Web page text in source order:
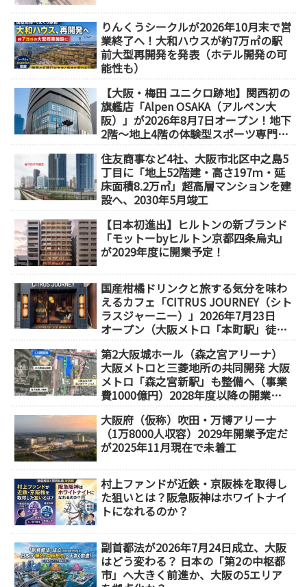
りんくうシークルが2026年10月末で営
業終了へ！大和ハウスが約7万㎡の駅
前大型再開発を発表（ホテル開発の可
能性も）
【大阪・梅田 ユニクロ跡地】関西初の
旗艦店「Alpen OSAKA（アルペン大
阪）」が2026年8月7日オープン！地下
2階～地上4階の体験型スポーツ専門店
住友商事など4社、大阪市北区中之島5
丁目に「地上52階建・高さ197ｍ・延
床面積8.2万㎡」超高層マンションを建
設へ、2030年5月竣工
【日本初進出】ヒルトンの新ブランド
「モットーbyヒルトン京都四条烏丸」
が2029年度に開業予定！
国産柑橘ドリンクと旅する気分を味わ
えるカフェ「CITRUS JOURNEY（シト
ラスジャーニー）」2026年7月23日
オープン（大阪メトロ「本町駅」徒歩
第2大阪城ホール（森之宮アリーナ）
大阪メトロと三菱地所の共同開発 大阪
メトロ「森之宮新駅」も整備へ（事業
費1000億円）2028年度以降の開業
大阪府（仮称）吹田・万博アリーナ
（1万8000人収容）2029年開業予定だ
が2025年11月現在で未着工
村上ファンドが近鉄・京阪株を取得し
た狙いとは？阪急阪神はホワイトナイ
トになれるのか？
副首都法が2026年7月24日成立、大阪
はどう変わる？ 日本の「第2の中枢都
市」へ大きく前進か、大阪の5エリア